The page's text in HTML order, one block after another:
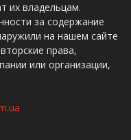
их владельцам.
за содержание
на нашем сайте
права,
или организации,